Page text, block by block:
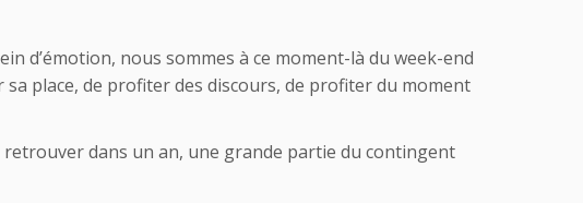
d’émotion, nous sommes à ce moment-là du week-end
place, de profiter des discours, de profiter du moment
dans un an, une grande partie du contingent